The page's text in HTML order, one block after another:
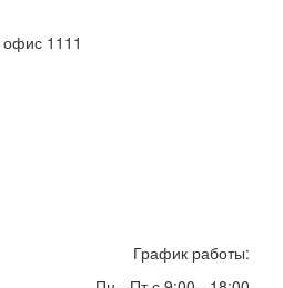
офис 1111
График работы: